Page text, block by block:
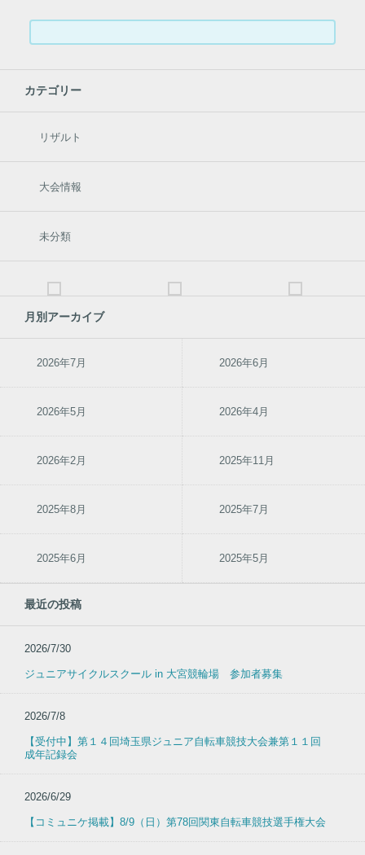
索:
カテゴリー
リザルト
大会情報
未分類
月別アーカイブ
2026年7月 2026年6月
2026年5月 2026年4月
2026年2月 2025年11月
2025年8月 2025年7月
2025年6月 2025年5月
最近の投稿
2026/7/30
ジュニアサイクルスクール in 大宮競輪場 参加者募集
2026/7/8
【受付中】第１４回埼玉県ジュニア自転車競技大会兼第１１回
成年記録会
2026/6/29
【コミュニケ掲載】8/9（日）第78回関東自転車競技選手権大会